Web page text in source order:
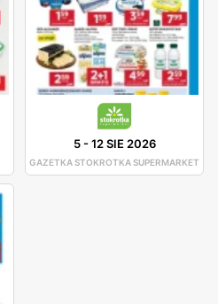
5-12 SIE 2026
GAZETKA STOKROTKA SUPERMARKET